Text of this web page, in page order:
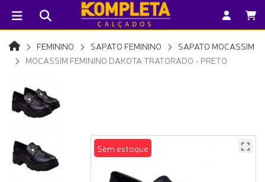
FEMININO SAPATO FEMININO
SAPATO MOCASSIM
MOCASSIM FEMININO DAKOTA TRATORADO - PRETO
Sem estoque